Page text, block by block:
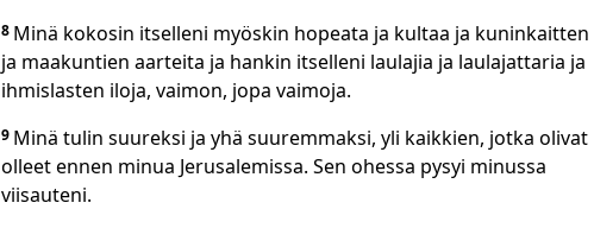
8 Minä kokosin itselleni myöskin hopeata ja kultaa ja kuninkaitten
ja maakuntien aarteita ja hankin itselleni laulajia ja laulajattaria ja
ihmislasten iloja, vaimon, jopa vaimoja.
9 Minä tulin suureksi ja yhä suuremmaksi, yli kaikkien, jotka olivat
olleet ennen minua Jerusalemissa. Sen ohessa pysyi minussa
viisauteni.